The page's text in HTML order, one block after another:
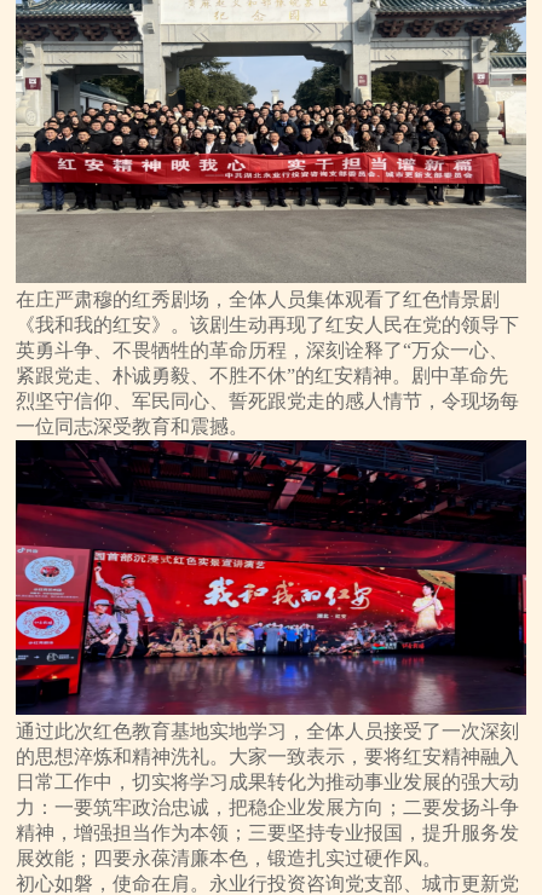
在庄严肃穆的红秀剧场，全体人员集体观看了红色情景剧
《我和我的红安》。该剧生动再现了红安人民在党的领导下
英勇斗争、不畏牺牲的革命历程，深刻诠释了“万众一心、
紧跟党走、朴诚勇毅、不胜不休”的红安精神。剧中革命先
烈坚守信仰、军民同心、誓死跟党走的感人情节，令现场每
一位同志深受教育和震撼。
通过此次红色教育基地实地学习，全体人员接受了一次深刻
的思想淬炼和精神洗礼。大家一致表示，要将红安精神融入
日常工作中，切实将学习成果转化为推动事业发展的强大动
力：一要筑牢政治忠诚，把稳企业发展方向；二要发扬斗争
精神，增强担当作为本领；三要坚持专业报国，提升服务发
展效能；四要永葆清廉本色，锻造扎实过硬作风。
初心如磐，使命在肩。永业行投资咨询党支部、城市更新党